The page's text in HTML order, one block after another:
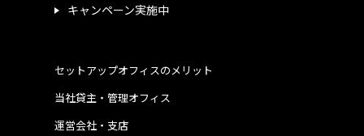
キャンペーン実施中
運営会社・支店
当社貸主・管理オフィス
セットアップオフィスのメリット